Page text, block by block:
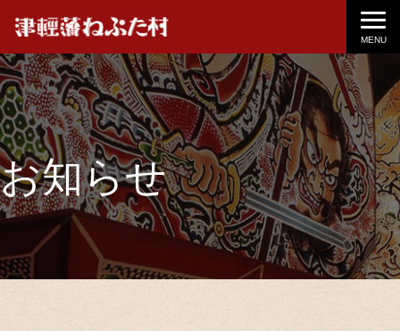
MENU
お知らせ